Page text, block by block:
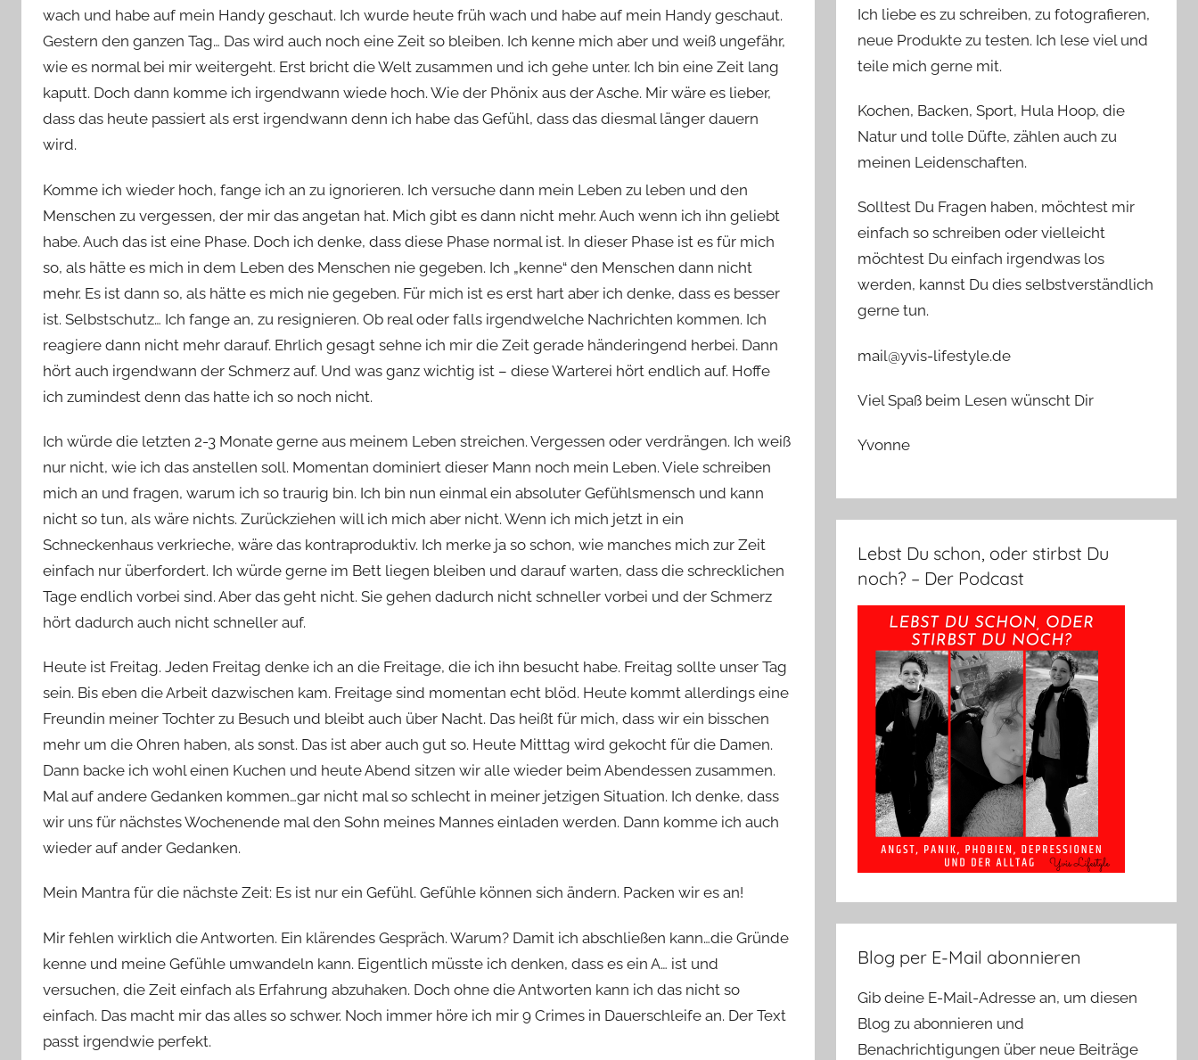
wach und habe auf mein Handy geschaut. Ich wurde heute früh wach und habe auf mein Handy geschaut.
Gestern den ganzen Tag… Das wird auch noch eine Zeit so bleiben. Ich kenne mich aber und weiß ungefähr,
wie es normal bei mir weitergeht. Erst bricht die Welt zusammen und ich gehe unter. Ich bin eine Zeit lang
kaputt. Doch dann komme ich irgendwann wiede hoch. Wie der Phönix aus der Asche. Mir wäre es lieber,
dass das heute passiert als erst irgendwann denn ich habe das Gefühl, dass das diesmal länger dauern
wird.
Komme ich wieder hoch, fange ich an zu ignorieren. Ich versuche dann mein Leben zu leben und den
Menschen zu vergessen, der mir das angetan hat. Mich gibt es dann nicht mehr. Auch wenn ich ihn geliebt
habe. Auch das ist eine Phase. Doch ich denke, dass diese Phase normal ist. In dieser Phase ist es für mich
so, als hätte es mich in dem Leben des Menschen nie gegeben. Ich „kenne“ den Menschen dann nicht
mehr. Es ist dann so, als hätte es mich nie gegeben. Für mich ist es erst hart aber ich denke, dass es besser
ist. Selbstschutz… Ich fange an, zu resignieren. Ob real oder falls irgendwelche Nachrichten kommen. Ich
reagiere dann nicht mehr darauf. Ehrlich gesagt sehne ich mir die Zeit gerade händeringend herbei. Dann
hört auch irgendwann der Schmerz auf. Und was ganz wichtig ist – diese Warterei hört endlich auf. Hoffe
ich zumindest denn das hatte ich so noch nicht.
Ich würde die letzten 2-3 Monate gerne aus meinem Leben streichen. Vergessen oder verdrängen. Ich weiß
nur nicht, wie ich das anstellen soll. Momentan dominiert dieser Mann noch mein Leben. Viele schreiben
mich an und fragen, warum ich so traurig bin. Ich bin nun einmal ein absoluter Gefühlsmensch und kann
nicht so tun, als wäre nichts. Zurückziehen will ich mich aber nicht. Wenn ich mich jetzt in ein
Schneckenhaus verkrieche, wäre das kontraproduktiv. Ich merke ja so schon, wie manches mich zur Zeit
einfach nur überfordert. Ich würde gerne im Bett liegen bleiben und darauf warten, dass die schrecklichen
Tage endlich vorbei sind. Aber das geht nicht. Sie gehen dadurch nicht schneller vorbei und der Schmerz
hört dadurch auch nicht schneller auf.
Heute ist Freitag. Jeden Freitag denke ich an die Freitage, die ich ihn besucht habe. Freitag sollte unser Tag
sein. Bis eben die Arbeit dazwischen kam. Freitage sind momentan echt blöd. Heute kommt allerdings eine
Freundin meiner Tochter zu Besuch und bleibt auch über Nacht. Das heißt für mich, dass wir ein bisschen
mehr um die Ohren haben, als sonst. Das ist aber auch gut so. Heute Mitttag wird gekocht für die Damen.
Dann backe ich wohl einen Kuchen und heute Abend sitzen wir alle wieder beim Abendessen zusammen.
Mal auf andere Gedanken kommen…gar nicht mal so schlecht in meiner jetzigen Situation. Ich denke, dass
wir uns für nächstes Wochenende mal den Sohn meines Mannes einladen werden. Dann komme ich auch
wieder auf ander Gedanken.
Mein Mantra für die nächste Zeit: Es ist nur ein Gefühl. Gefühle können sich ändern. Packen wir es an!
Mir fehlen wirklich die Antworten. Ein klärendes Gespräch. Warum? Damit ich abschließen kann…die Gründe
kenne und meine Gefühle umwandeln kann. Eigentlich müsste ich denken, dass es ein A… ist und
versuchen, die Zeit einfach als Erfahrung abzuhaken. Doch ohne die Antworten kann ich das nicht so
einfach. Das macht mir das alles so schwer. Noch immer höre ich mir 9 Crimes in Dauerschleife an. Der Text
passt irgendwie perfekt.
Ich liebe es zu schreiben, zu fotografieren,
neue Produkte zu testen. Ich lese viel und
teile mich gerne mit.
Kochen, Backen, Sport, Hula Hoop, die
Natur und tolle Düfte, zählen auch zu
meinen Leidenschaften.
Solltest Du Fragen haben, möchtest mir
einfach so schreiben oder vielleicht
möchtest Du einfach irgendwas los
werden, kannst Du dies selbstverständlich
gerne tun.
mail@yvis-lifestyle.de
Viel Spaß beim Lesen wünscht Dir
Yvonne
Lebst Du schon, oder stirbst Du
noch? – Der Podcast
Blog per E-Mail abonnieren
Gib deine E-Mail-Adresse an, um diesen
Blog zu abonnieren und
Benachrichtigungen über neue Beiträge